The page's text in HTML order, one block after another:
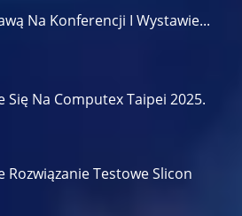
Na Konferencji I Wystawie...
Się Na Computex Taipei 2025.
Rozwiązanie Testowe Slicon